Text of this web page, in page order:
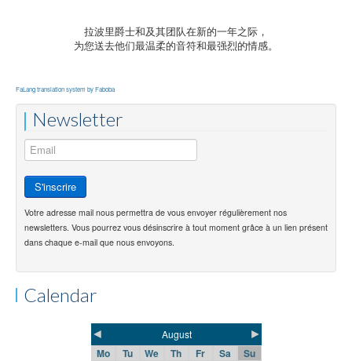
拉波里爵士和及其团队在新的一年之际，
为您送去他们最温柔的音符和最强烈的情感。
FaLang translation system by Faboba
Newsletter
Votre adresse mail nous permettra de vous envoyer régulièrement nos
newsletters. Vous pourrez vous désinscrire à tout moment grâce à un lien présent
dans chaque e-mail que nous envoyons.
Calendar
◄ August ►
Mo Tu We Th Fr Sa Su